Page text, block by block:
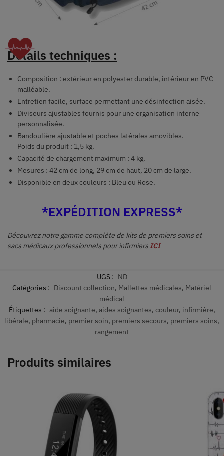
Détails techniques :
Composition : extérieur en polyester durable, intérieur en PVC
malléable.
Entretien facile, surface permettant une désinfection aisée.
Diviseurs ajustables fournis pour une organisation interne
personnalisée.
Bandoulière ajustable et poches latérales amovibles.
Poids du produit : 1,5 kg.
Capacité de chargement maximum : 4 kg.
Mesures : 42 cm de long, 29 cm de haut, 20 cm de large.
Disponible en deux couleurs : Bleu ou Rose.
*EXPÉDITION EXPRESS*
Découvrez notre gamme complète de kits de premiers soins et
sacs médicaux professionnels pour infirmiers ICI
UGS : ND
Catégories : Discount collection, Mallettes médicales, Matériel
médical
Étiquettes : aide soignante, aides soignantes, couleur, infirmière,
libérale, pharmacie, premier soin, premiers secours, premiers soins,
rangement
Produits similaires